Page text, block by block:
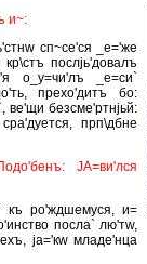
и~:
сп~се'ся _е='же
послjь'довалъ
о_у=чи'лъ _е=си`
прехо'дитъ бо:
ве'щи безсме'ртнjьй:
прп\дбне
JА=ви'лся
къ ро'ждшемуся, и=
посла` лю'тw,
jа='кw младе'нца